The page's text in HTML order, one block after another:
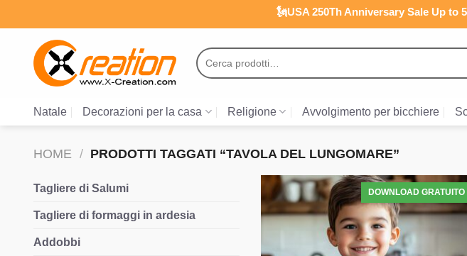
ai
contenuti
🗽USA 250Th Anniversary Sale Up to
Cerca:
Natale Decorazioni per la casa Religione Avvolgimento per bicchiere
HOME / PRODOTTI TAGGATI “TAVOLA DEL LUNGOMARE”
Tagliere di Salumi
Tagliere di formaggi in ardesia
Addobbi